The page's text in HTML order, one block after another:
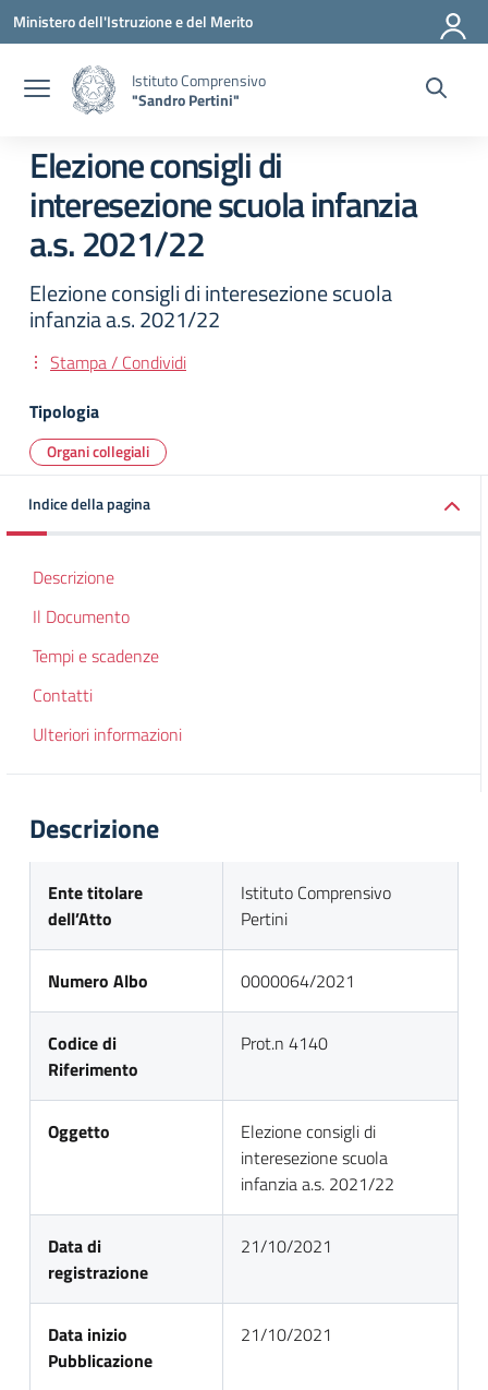
Vai ai contenuti
Vai al menu di navigazione
Vai al footer
Ministero dell'Istruzione e del Merito
Istituto Comprensivo
"Sandro Pertini"
Elezione consigli di
interesezione scuola infanzia
a.s. 2021/22
Elezione consigli di interesezione scuola
infanzia a.s. 2021/22
Stampa / Condividi
Tipologia
Organi collegiali
Indice della pagina
Descrizione
Il Documento
Tempi e scadenze
Contatti
Ulteriori informazioni
Descrizione
Ente titolare
dell’Atto
Istituto Comprensivo
Pertini
Numero Albo 0000064/2021
Codice di
Riferimento
Prot.n 4140
Oggetto
Elezione consigli di
interesezione scuola
infanzia a.s. 2021/22
Data di
registrazione
21/10/2021
Data inizio
Pubblicazione
21/10/2021